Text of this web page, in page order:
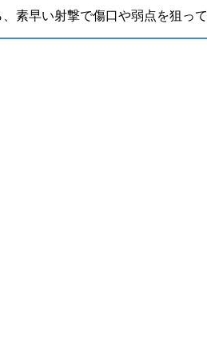
素早い射撃で傷口や弱点を狙って